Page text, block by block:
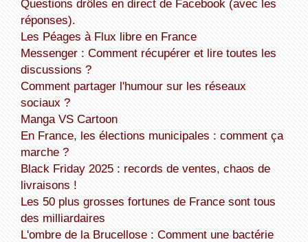
Questions drôles en direct de Facebook (avec les
réponses).
Les Péages à Flux libre en France
Messenger : Comment récupérer et lire toutes les
discussions ?
Comment partager l'humour sur les réseaux
sociaux ?
Manga VS Cartoon
En France, les élections municipales : comment ça
marche ?
Black Friday 2025 : records de ventes, chaos de
livraisons !
Les 50 plus grosses fortunes de France sont tous
des milliardaires
L'ombre de la Brucellose : Comment une bactérie